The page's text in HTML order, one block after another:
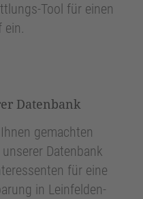
Tool für einen
ein.
Datenbank
gemachten
Datenbank
für eine
in Leinfelden-